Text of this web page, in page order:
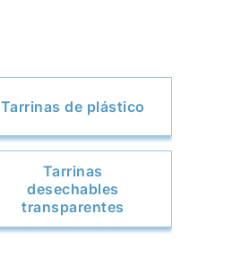
Tarrinas de plástico
Tarrinas
desechables
transparentes